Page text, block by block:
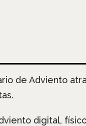
de Adviento
digital,